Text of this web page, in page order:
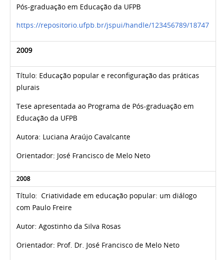
Pós-graduação em Educação da UFPB
https://repositorio.ufpb.br/jspui/handle/123456789/18747
2009
Título: Educação popular e reconfiguração das práticas
plurais
Tese apresentadaao Programa de Pós-graduação em
Educação da UFPB
Autora: Luciana Araújo Cavalcante
Orientador: José Francisco de Melo Neto
2008
Título: Criatividade em educação popular: um diálogo
com Paulo Freire
Autor: Agostinho da Silva Rosas
Orientador: Prof. Dr. José Francisco de Melo Neto